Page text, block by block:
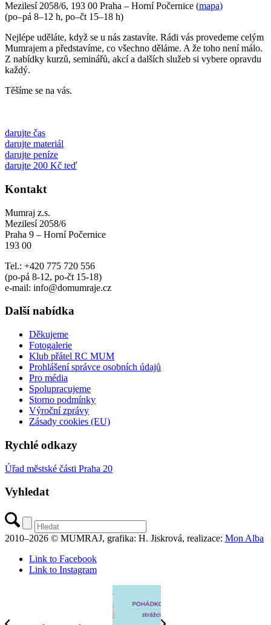
Mezilesí 2058/6, 193 00 Praha – Horní Počernice (mapa)
(po–pá 8–12 h, po–čt 15–18 h)
Nejlépe uděláte, když se u nás zastavíte. Rádi vás provedeme celým
Mumrajem a představíme, co všechno děláme. A že toho není málo.
Z nabídky kurzů, seminářů, akcí a dalších služeb si vybere opravdu
každý.
Těšíme se na vás.
darujte čas
darujte materiál
darujte peníze
darujte 200 Kč teď
Kontakt
Mumraj z.s.
Mezilesí 2058/6
Praha 9 – Horní Počernice
193 00
Tel.: +420 775 720 556
(po-pá 8-12, po-čt 15-18)
e-mail: info@domumraje.cz
Další nabídka
Děkujeme
Fotogalerie
Klub přátel RC MUM
Prohlášení správce osobních údajů
Pro média
Spolupracujeme
Storno podmínky
Výroční zprávy
Zásady cookies (EU)
Rychlé odkazy
Úřad městské části Praha 20
Vyhledat
2010–2026 © MUMRAJ, grafika: H. Jiskrová, realizace: Mon Alba
Link to Facebook
Link to Instagram